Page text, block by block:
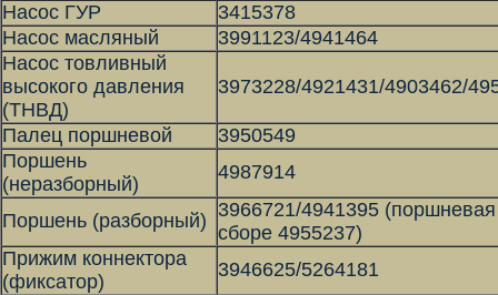
Насос ГУР
3415378
Насос масляный
3991123/4941464
Насос товливный
высокого давления
(ТНВД)
3973228/4921431/4903462/
Палец поршневой
3950549
Поршень
(неразборный)
4987914
Поршень (разборный) 3966721/4941395
сборе 4955237)
Прижим коннектора
(фиксатор)
3946625/5264181